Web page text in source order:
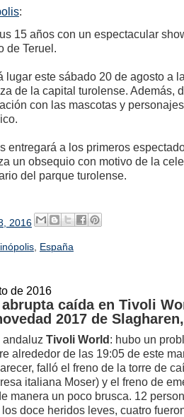
:
15 años con un espectacular
de Teruel.
lugar este sábado 20 de agosto a
de la capital turolense. Además,
con las mascotas y
entregará a los primeros
un obsequio con motivo de la
del parque turolense.
2016
, España
de 2016
caída en Tivoli
2017 de
andaluz Tivoli World : hubo un
alrededor de las 19:05 de este
falló el freno de la torre de
italiana Moser) y el freno de
manera un poco brusca. 12
doce heridos leves, cuatro